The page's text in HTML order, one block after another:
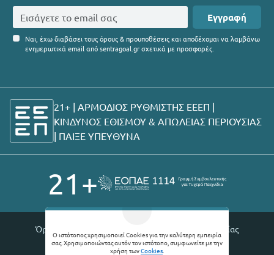
Ο ιστότοπος χρησιμοποιεί Cookies για την καλύτερη εμπειρία
σας. Χρησιμοποιώντας αυτόν τον ιστότοπο, συμφωνείτε με την
χρήση τωνCookies.
Εγγραφή
Ναι, έχω διαβάσει τους όρους & προυποθέσεις και αποδέχομαι να λαμβάνω
ενημερωτικά email από sentragoal.gr σχετικά με προσφορές.
21+ | ΑΡΜΟΔΙΟΣ ΡΥΘΜΙΣΤΗΣ ΕΕΕΠ |
ΚΙΝΔΥΝΟΣ ΕΘΙΣΜΟΥ & ΑΠΩΛΕΙΑΣ ΠΕΡΙΟΥΣΙΑΣ
| ΠΑΙΞΕ ΥΠΕΥΘΥΝΑ
21+
Όροι χρήσης |
Θέσεις εργασίας
© 2026 Sentragoal